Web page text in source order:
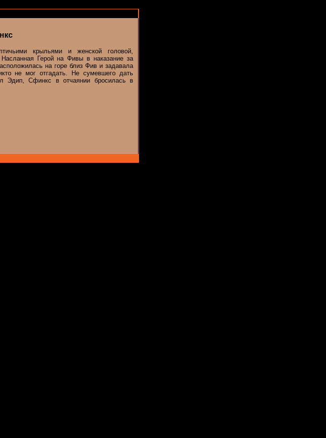
крыльями и женской головой,
Герой на Фивы в наказание за
на горе близ Фив и задавала
не мог отгадать. Не сумевшего дать
Эдип, Сфинкс в отчаянии бросилась в